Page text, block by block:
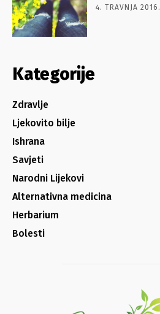
4. TRAVNJA 2016.
Kategorije
Zdravlje
Ljekovito bilje
Ishrana
Savjeti
Narodni Lijekovi
Alternativna medicina
Herbarium
Bolesti